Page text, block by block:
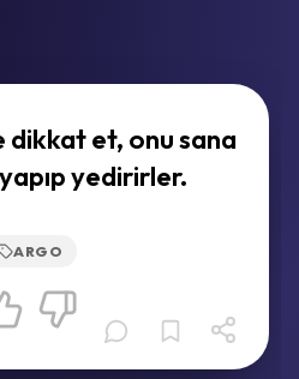
et, onu sana
yedirirler.
ARGO